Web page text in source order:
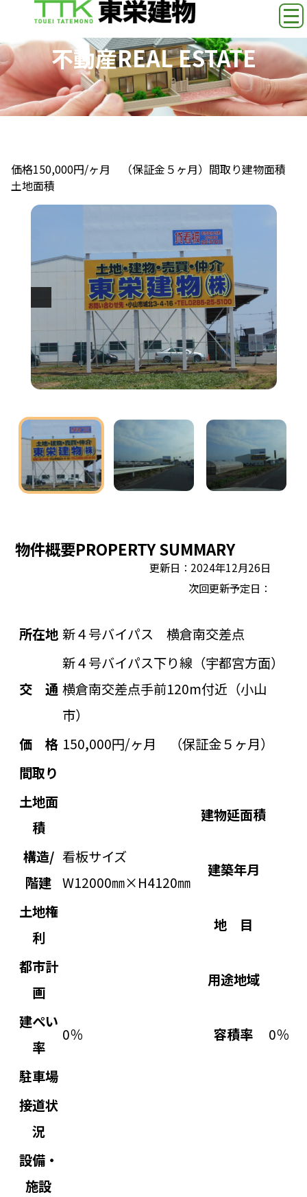
不動産REAL ESTATE
価格150,000円/ヶ月 （保証金５ヶ月） 間取り建物面積
土地面積
物件概要PROPERTY SUMMARY
更新日：2024年12月26日
次回更新予定日：
所在地 新４号バイパス 横倉南交差点
交 通
新４号バイパス下り線（宇都宮方面）
横倉南交差点手前120m付近（小山
市）
価 格 150,000円/ヶ月 （保証金５ヶ月）
間取り
土地面
積
建物延面積
構造/
階建
看板サイズ
W12000㎜×H4120㎜
建築年月
土地権
利
地 目
都市計
画
用途地域
建ぺい
率
0％ 容積率 0％
駐車場
接道状
況
設備・
施設